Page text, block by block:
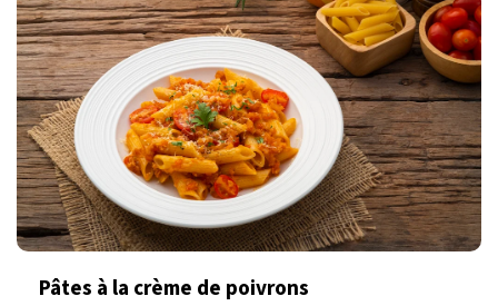
Pâtes à la crème de poivrons